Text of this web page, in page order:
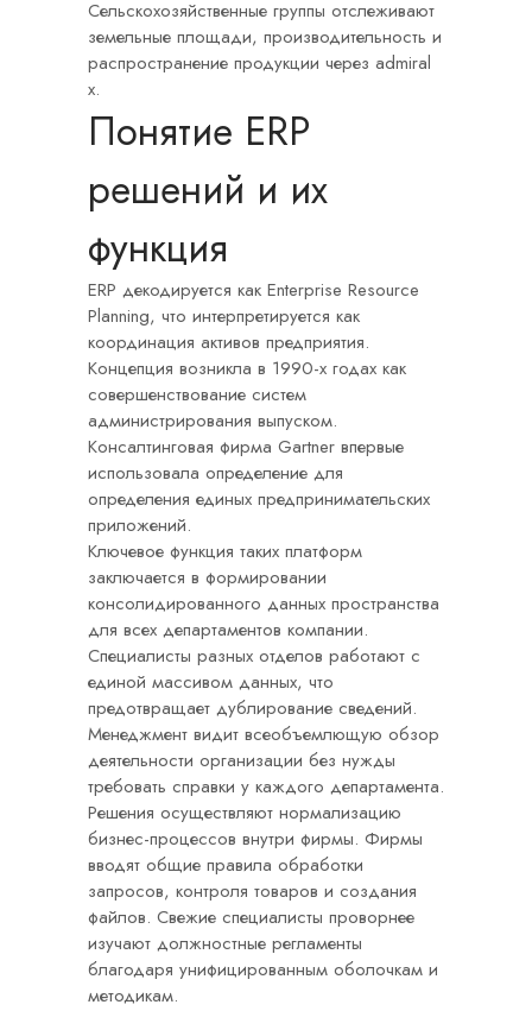
Сельскохозяйственные группы отслеживают
земельные площади, производительность и
распространение продукции через admiral
x.
Понятие ERP
решений и их
функция
ERP декодируется как Enterprise Resource
Planning, что интерпретируется как
координация активов предприятия.
Концепция возникла в 1990-х годах как
совершенствование систем
администрирования выпуском.
Консалтинговая фирма Gartner впервые
использовала определение для
определения единых предпринимательских
приложений.
Ключевое функция таких платформ
заключается в формировании
консолидированного данных пространства
для всех департаментов компании.
Специалисты разных отделов работают с
единой массивом данных, что
предотвращает дублирование сведений.
Менеджмент видит всеобъемлющую обзор
деятельности организации без нужды
требовать справки у каждого департамента.
Решения осуществляют нормализацию
бизнес-процессов внутри фирмы. Фирмы
вводят общие правила обработки
запросов, контроля товаров и создания
файлов. Свежие специалисты проворнее
изучают должностные регламенты
благодаря унифицированным оболочкам и
методикам.